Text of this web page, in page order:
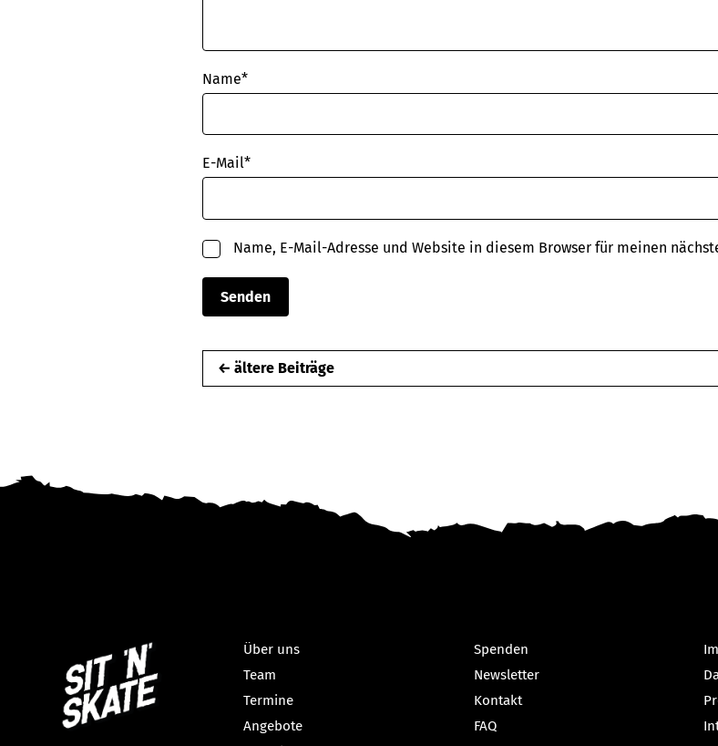
Name*
E-Mail*
Name, E-Mail-Adresse und Website in diesem Browser für meinen
← ältere Beiträge
Über uns
Team
Termine
Angebote
Spenden
Newsletter
Kontakt
FAQ